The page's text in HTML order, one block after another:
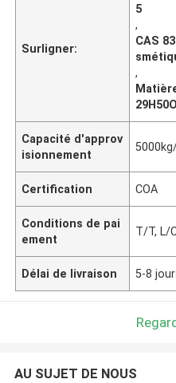
Surligner:
5
,
CAS
,
29H50O
Capacité d'approv
isionnement
Certification COA
Conditions de pai
ement
T/T, L/
Délai de livraison 5-8
AU SUJET DE NOUS